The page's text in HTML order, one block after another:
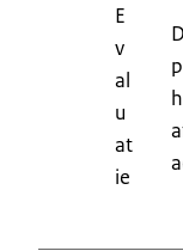
E
v
al
u
at
ie